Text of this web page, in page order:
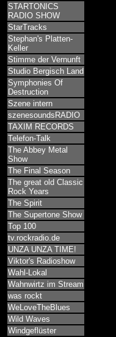
STARTONICS
RADIO SHOW
StarTracks
Stephan's Platten-
Keller
Stimme der Vernunft
Studio Bergisch Land
Symphonies Of
Destruction
Szene intern
szenesoundsRADIO
TAXIM RECORDS
Telefon-Talk
The Abbey Metal
Show
The Final Season
The great old Classic
Rock Years
The Spirit
The Supertone Show
Top 100
tv.rockradio.de
UNZA UNZA TIME!
Viktor's Radioshow
Wahl-Lokal
Wahnwirtz im Stream
was rockt
WeLoveTheBlues
Wild Waves
Windgeflüster